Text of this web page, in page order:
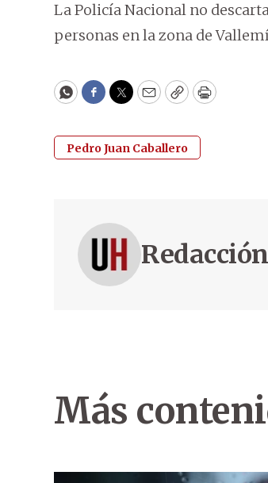
La Policía Nacional no
personas en la zona de
WhatsApp
Facebook
Twitter
EmailCopyPrint
Pedro Juan Caballero
Más